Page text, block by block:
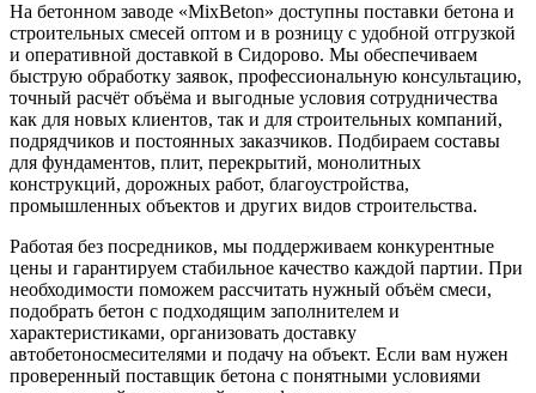
На бетонном заводе «MixBeton» доступны поставки бетона и
строительных смесей оптом и в розницу с удобной отгрузкой
и оперативной доставкой в Сидорово. Мы обеспечиваем
быструю обработку заявок, профессиональную консультацию,
точный расчёт объёма и выгодные условия сотрудничества
как для новых клиентов, так и для строительных компаний,
подрядчиков и постоянных заказчиков. Подбираем составы
для фундаментов, плит, перекрытий, монолитных
конструкций, дорожных работ, благоустройства,
промышленных объектов и других видов строительства.
Работая без посредников, мы поддерживаем конкурентные
цены и гарантируем стабильное качество каждой партии. При
необходимости поможем рассчитать нужный объём смеси,
подобрать бетон с подходящим заполнителем и
характеристиками, организовать доставку
автобетоносмесителями и подачу на объект. Если вам нужен
проверенный поставщик бетона с понятными условиями